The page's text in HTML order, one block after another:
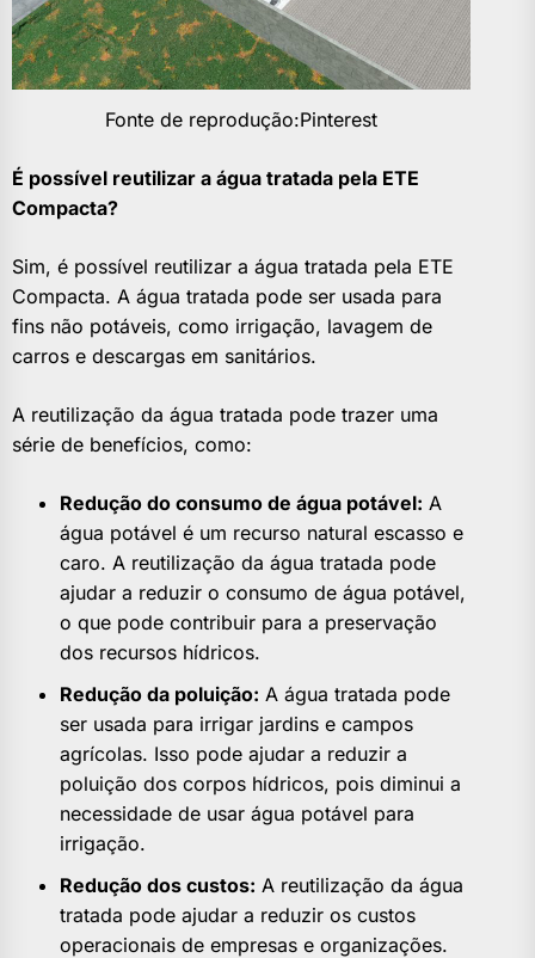
Fonte de reprodução:Pinterest
É possível reutilizar a água tratada pela ETE
Compacta?
Sim, é possível reutilizar a água tratada pela ETE
Compacta. A água tratada pode ser usada para
fins não potáveis, como irrigação, lavagem de
carros e descargas em sanitários.
A reutilização da água tratada pode trazer uma
série de benefícios, como:
Redução do consumo de água potável: A
água potável é um recurso natural escasso e
caro. A reutilização da água tratada pode
ajudar a reduzir o consumo de água potável,
o que pode contribuir para a preservação
dos recursos hídricos.
Redução da poluição: A água tratada pode
ser usada para irrigar jardins e campos
agrícolas. Isso pode ajudar a reduzir a
poluição dos corpos hídricos, pois diminui a
necessidade de usar água potável para
irrigação.
Redução dos custos: A reutilização da água
tratada pode ajudar a reduzir os custos
operacionais de empresas e organizações.